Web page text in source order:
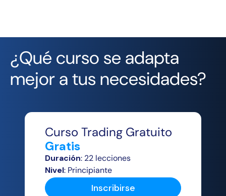
¿Qué curso se adapta
mejor a tus necesidades?
Curso Trading Gratuito
Gratis
Duración: 22 lecciones
Nivel: Principiante
Inscribirse